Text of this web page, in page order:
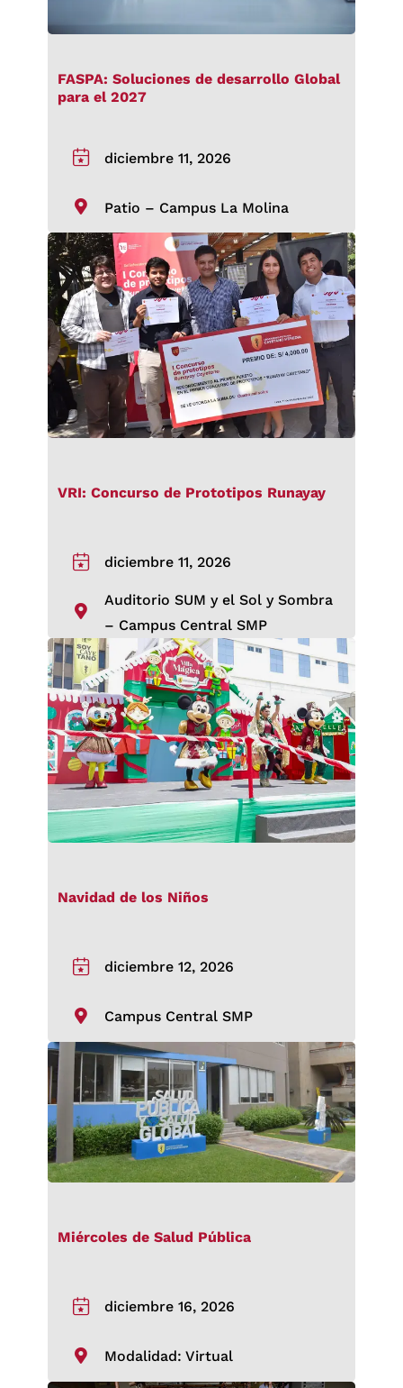
FASPA: Soluciones de desarrollo Global
para el 2027
diciembre 11, 2026
Patio – Campus La Molina
VRI: Concurso de Prototipos Runayay
diciembre 11, 2026
Auditorio SUM y el Sol y Sombra
– Campus Central SMP
Navidad de los Niños
diciembre 12, 2026
Campus Central SMP
Miércoles de Salud Pública
diciembre 16, 2026
Modalidad: Virtual